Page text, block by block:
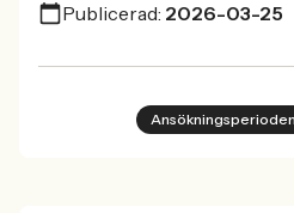
Publicerad: 2026-03-25